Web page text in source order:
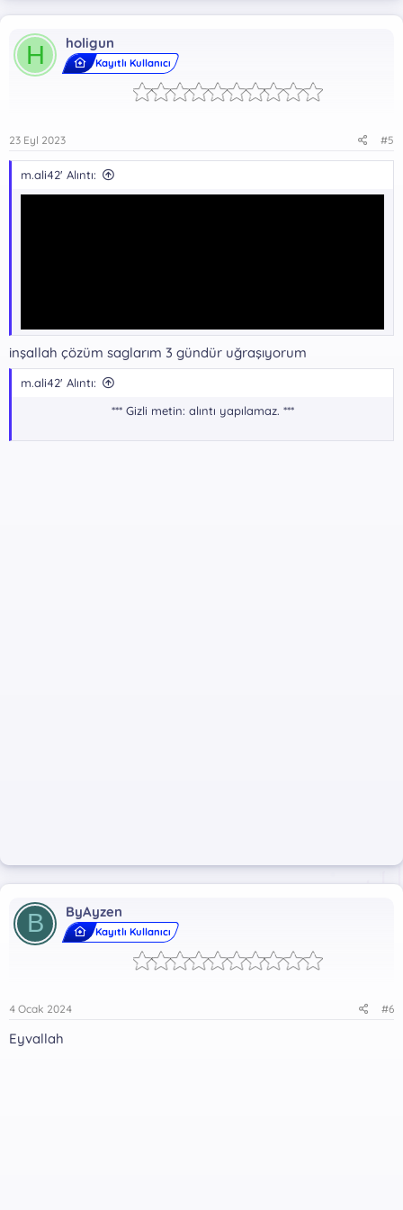
H holigun
Kayıtlı Kullanıcı
23 Eyl 2023 #5
m.ali42' Alıntı:
inşallah çözüm saglarım 3 gündür uğraşıyorum
m.ali42' Alıntı:
*** Gizli metin: alıntı yapılamaz. ***
B ByAyzen
Kayıtlı Kullanıcı
4 Ocak 2024 #6
Eyvallah